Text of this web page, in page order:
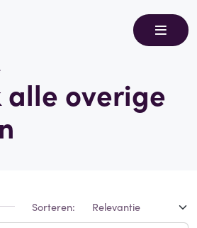
alle overige
Sorteren: